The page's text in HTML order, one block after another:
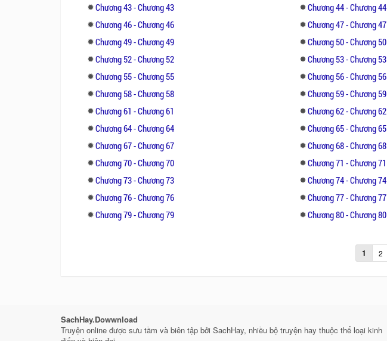
Chương 43 - Chương 43
Chương 44 - Chương 44
Chương 46 - Chương 46
Chương 47 - Chương 47
Chương 49 - Chương 49
Chương 50 - Chương 50
Chương 52 - Chương 52
Chương 53 - Chương 53
Chương 55 - Chương 55
Chương 56 - Chương 56
Chương 58 - Chương 58
Chương 59 - Chương 59
Chương 61 - Chương 61
Chương 62 - Chương 62
Chương 64 - Chương 64
Chương 65 - Chương 65
Chương 67 - Chương 67
Chương 68 - Chương 68
Chương 70 - Chương 70
Chương 71 - Chương 71
Chương 73 - Chương 73
Chương 74 - Chương 74
Chương 76 - Chương 76
Chương 77 - Chương 77
Chương 79 - Chương 79
Chương 80 - Chương 80
1 2
SachHay.Dowwnload
Truyện online được sưu tầm và biên tập bởi SachHay, nhiều bộ truyện hay thuộc thể loại kinh